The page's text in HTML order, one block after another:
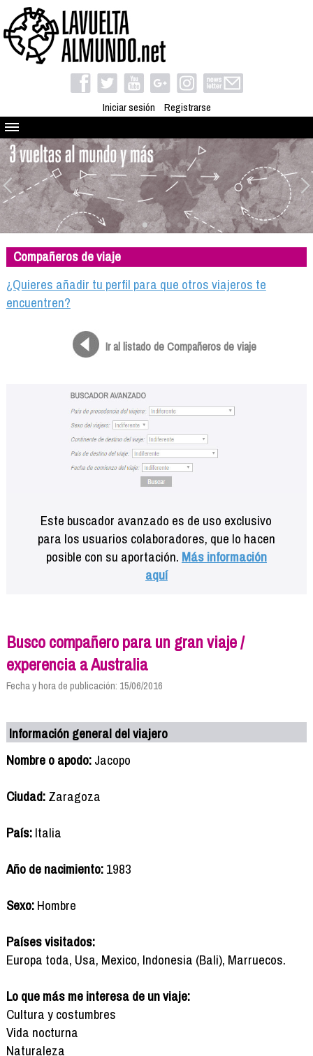
Iniciar sesión Registrarse
Quienes somos
El proyecto
Blog
Viaja con nosotros
Camino solidario
Libros
Compañeros de viaje
Compañeros de viaje
¿Quieres añadir tu perfil para que otros viajeros te
encuentren?
Ir al listado de Compañeros de viaje
Este buscador avanzado es de uso exclusivo
para los usuarios colaboradores, que lo hacen
posible con su aportación. Más información
aquí
Busco compañero para un gran viaje /
experencia a Australia
Fecha y hora de publicación: 15/06/2016
Información general del viajero
Nombre o apodo:Jacopo
Ciudad:Zaragoza
País:Italia
Año de nacimiento:1983
Sexo:Hombre
Países visitados:
Europa toda, Usa, Mexico, Indonesia (Bali), Marruecos.
Lo que más me interesa de un viaje:
Cultura y costumbres
Vida nocturna
Naturaleza